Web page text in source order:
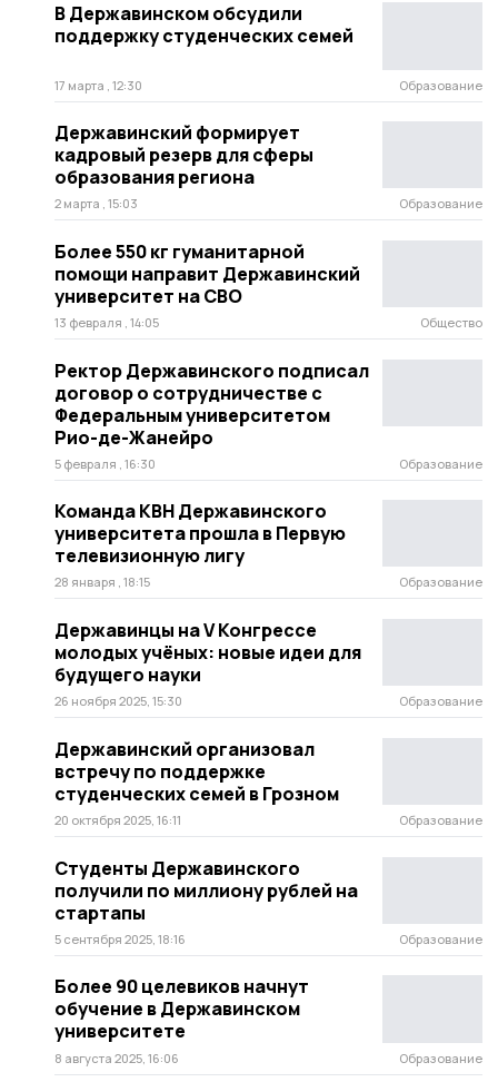
В Державинском обсудили
поддержку студенческих семей
17 марта , 12:30 Образование
Державинский формирует
кадровый резерв для сферы
образования региона
2 марта , 15:03 Образование
Более 550 кг гуманитарной
помощи направит Державинский
университет на СВО
13 февраля , 14:05 Общество
Ректор Державинского подписал
договор о сотрудничестве с
Федеральным университетом
Рио-де-Жанейро
5 февраля , 16:30 Образование
Команда КВН Державинского
университета прошла в Первую
телевизионную лигу
28 января , 18:15 Образование
Державинцы на V Конгрессе
молодых учёных: новые идеи для
будущего науки
26 ноября 2025, 15:30 Образование
Державинский организовал
встречу по поддержке
студенческих семей в Грозном
20 октября 2025, 16:11 Образование
Студенты Державинского
получили по миллиону рублей на
стартапы
5 сентября 2025, 18:16 Образование
Более 90 целевиков начнут
обучение в Державинском
университете
8 августа 2025, 16:06 Образование